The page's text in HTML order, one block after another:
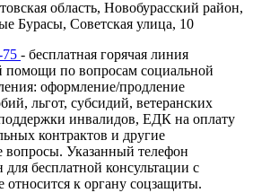
область, Новобурасский район,
Бурасы, Советская улица, 10
75 - бесплатная горячая линия
помощи по вопросам социальной
оформление/продление
льгот, субсидий, ветеранских
инвалидов, ЕДК на оплату
контрактов и другие
вопросы. Указанный телефон
для бесплатной консультации с
к органу соцзащиты.